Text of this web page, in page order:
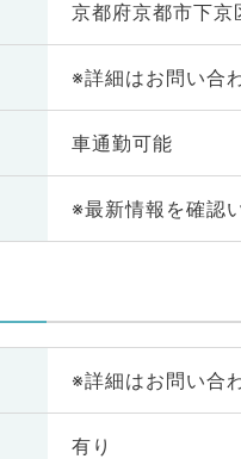
京都府京都市下京
※詳細はお問い合
車通勤可能
※最新情報を確認
※詳細はお問い合
有り